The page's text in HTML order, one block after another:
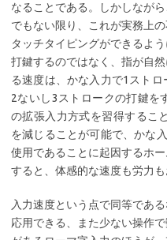
なることである。しかしなが
でもない限り、これが実務上
タッチタイピングができるよ
打鍵するのではなく、指が自
る速度は、かな入力で1スト
2ないし3ストロークの打鍵を
の拡張入力方式を習得するこ
を減じることが可能で、かな
使用であることに起因するホ
すると、体感的な速度も労力
入力速度という点で同等であ
応用できる、また少ない操作